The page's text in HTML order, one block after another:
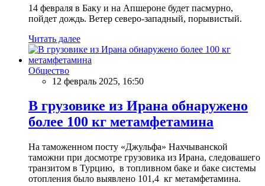
14 февраля в Баку и на Апшероне будет пасмурно,
пойдет дождь. Ветер северо-западный, порывистый.
Читать далее
Общество
12 февраль 2025, 16:50
В грузовике из Ирана обнаружено
более 100 кг метамфетамина
На таможенном посту «Джульфа» Нахчыванской
таможни при досмотре грузовика из Ирана, следовашего
транзитом в Турцию, в топливном баке и баке системы
отопления было выявлено 101,4 кг метамфетамина.